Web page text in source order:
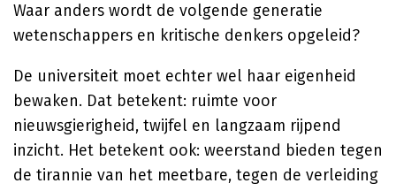
Waar anders wordt de volgende generatie
wetenschappers en kritische denkers opgeleid?
De universiteit moet echter wel haar eigenheid
bewaken. Dat betekent: ruimte voor
nieuwsgierigheid, twijfel en langzaam rijpend
inzicht. Het betekent ook: weerstand bieden tegen
de tirannie van het meetbare, tegen de verleiding